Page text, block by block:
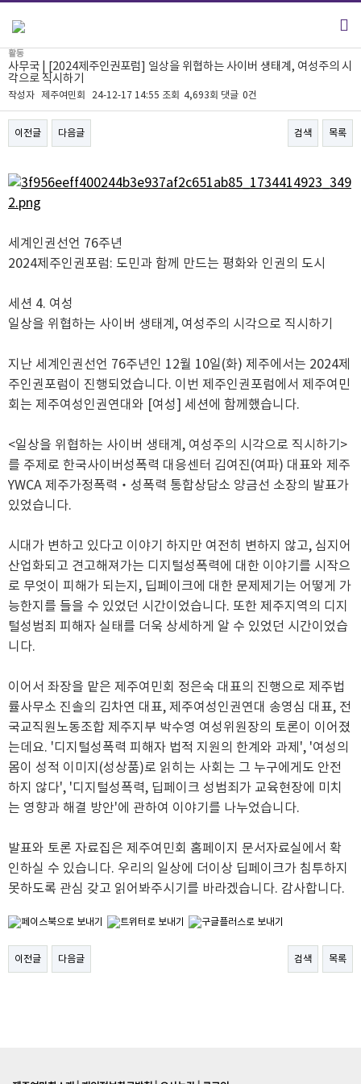
활동
사무국 | [2024제주인권포럼] 일상을 위협하는 사이버 생태계, 여성주의 시
각으로 직시하기
작성자 제주여민회 24-12-17 14:55 조회 4,693회 댓글 0건
이전글 다음글 검색 목록
세계인권선언 76주년
2024제주인권포럼: 도민과 함께 만드는 평화와 인권의 도시
세션 4. 여성
일상을 위협하는 사이버 생태계, 여성주의 시각으로 직시하기
지난 세계인권선언 76주년인 12월 10일(화) 제주에서는 2024제
주인권포럼이 진행되었습니다. 이번 제주인권포럼에서 제주여민
회는 제주여성인권연대와 [여성] 세션에 함께했습니다.
<일상을 위협하는 사이버 생태계, 여성주의 시각으로 직시하기>
를 주제로 한국사이버성폭력 대응센터 김여진(여파) 대표와 제주
YWCA 제주가정폭력‧성폭력 통합상담소 양금선 소장의 발표가
있었습니다.
시대가 변하고 있다고 이야기 하지만 여전히 변하지 않고, 심지어
산업화되고 견고해져가는 디지털성폭력에 대한 이야기를 시작으
로 무엇이 피해가 되는지, 딥페이크에 대한 문제제기는 어떻게 가
능한지를 들을 수 있었던 시간이었습니다. 또한 제주지역의 디지
털성범죄 피해자 실태를 더욱 상세하게 알 수 있었던 시간이었습
니다.
이어서 좌장을 맡은 제주여민회 정은숙 대표의 진행으로 제주법
률사무소 진솔의 김차연 대표, 제주여성인권연대 송영심 대표, 전
국교직원노동조합 제주지부 박수영 여성위원장의 토론이 이어졌
는데요. '디지털성폭력 피해자 법적 지원의 한계와 과제', '여성의
몸이 성적 이미지(성상품)로 읽히는 사회는 그 누구에게도 안전
하지 않다', '디지털성폭력, 딥페이크 성범죄가 교육현장에 미치
는 영향과 해결 방안'에 관하여 이야기를 나누었습니다.
발표와 토론 자료집은 제주여민회 홈페이지 문서자료실에서 확
인하실 수 있습니다. 우리의 일상에 더이상 딥페이크가 침투하지
못하도록 관심 갖고 읽어봐주시기를 바라겠습니다. 감사합니다.
이전글 다음글 검색 목록